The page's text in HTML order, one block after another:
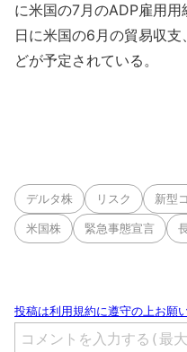
に米国の7月のADP雇用
日に米国の6月の貿易収
どが予定されている。
デルタ株 リスク 新型
米国株 緊急事態宣言